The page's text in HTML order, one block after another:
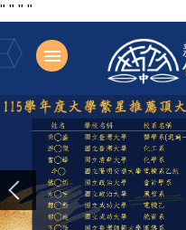
" " " "
跳
到
要